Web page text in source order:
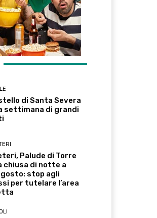
di Santa Severa
settimana di grandi
Palude di Torre
chiusa di notte a
stop agli
per tutelare l’area